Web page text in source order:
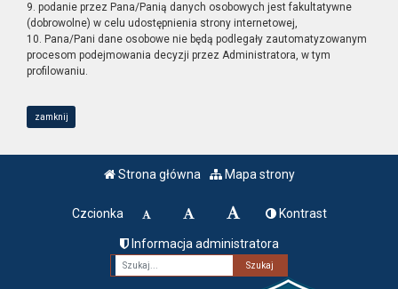
9. podanie przez Pana/Panią danych osobowych jest fakultatywne
(dobrowolne) w celu udostępnienia strony internetowej,
10. Pana/Pani dane osobowe nie będą podlegały zautomatyzowanym
procesom podejmowania decyzji przez Administratora, w tym
profilowaniu.
zamknij
Strona główna Mapa strony
Czcionka Kontrast
Informacja administratora
Fraza